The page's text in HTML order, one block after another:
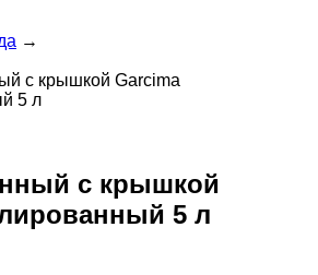
→
с крышкой Garcima
5 л
с крышкой
5 л